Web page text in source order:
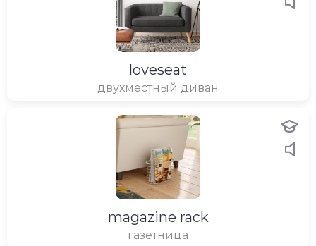
loveseat
двухместный диван
magazine rack
газетница